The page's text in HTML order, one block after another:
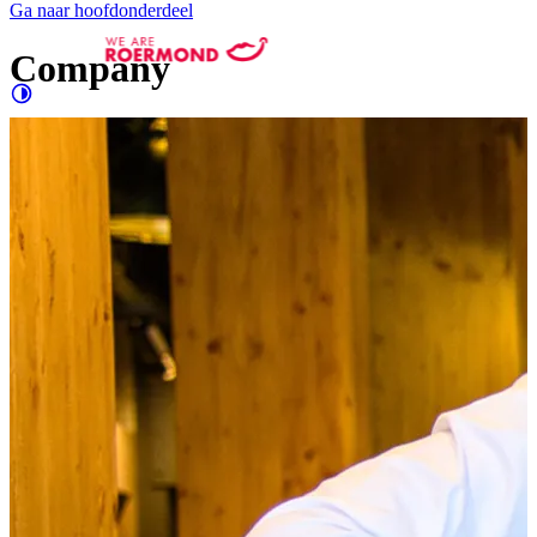
Ga naar hoofdonderdeel
verhogen
Groter
e letters
Evenementen
Company